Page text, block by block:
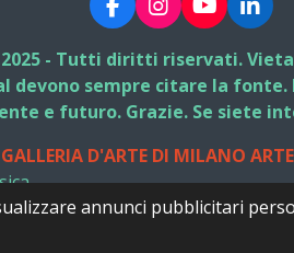
annunci pubblicitari
F
a
c
e
b
o
k
I
n
s
t
a
g
a
m
Y
o
u
T
u
b
L
i
n
k
e
d
n
- Tutti diritti riservati.
devono sempre citare la
e futuro. Grazie. Se
GALLERIA D'ARTE DI MILANO